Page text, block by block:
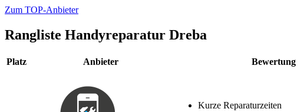
Zum TOP-Anbieter
Rangliste Handyreparatur Dreba
Platz Anbieter Bewertung
Kurze Reparaturzeiten